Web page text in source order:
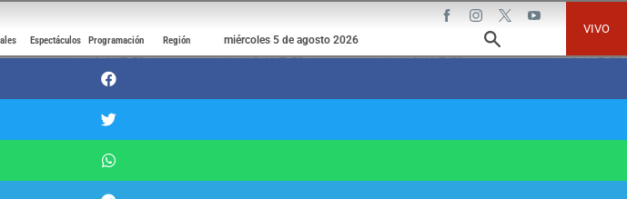
Espectáculos Programación Región miércoles 5 de agosto 2026
VIVO
durante esta semana